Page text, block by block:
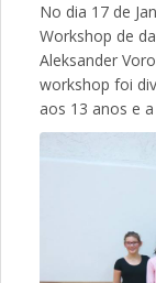
No dia 17 de
Workshop de
Aleksander
workshop foi
aos 13 anos e